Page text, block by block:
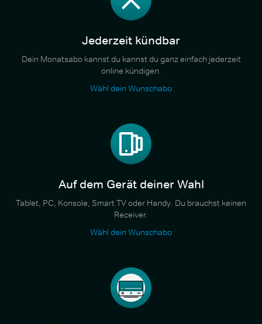
Jederzeit kündbar
Dein Monatsabo kannst du kannst du ganz einfach jederzeit
online kündigen.
Wähl dein Wunschabo
Auf dem Gerät deiner Wahl
Tablet, PC, Konsole, Smart TV oder Handy. Du brauchst keinen
Receiver.
Wähl dein Wunschabo